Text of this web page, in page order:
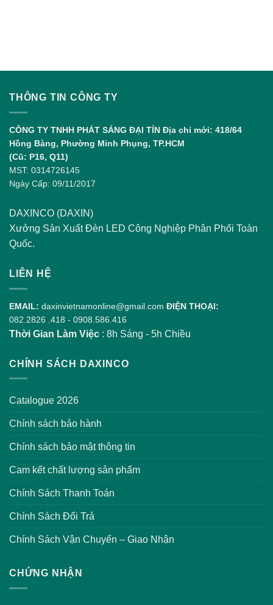
THÔNG TIN CÔNG TY
CÔNG TY TNHH PHÁT SÁNG ĐẠI TÍN Địa chỉ mới: 418/64
Hồng Bàng, Phường Minh Phụng, TP.HCM
(Cũ: P16, Q11)
MST: 0314726145
Ngày Cấp: 09/11/2017
DAXINCO (DAXIN)
Xưởng Sản Xuất Đèn LED Công Nghiệp Phân Phối Toàn
Quốc.
LIÊN HỆ
EMAIL: daxinvietnamonline@gmail.com ĐIỆN THOẠI:
082.2826 .418 - 0908.586.416
Thời Gian Làm Việc : 8h Sáng - 5h Chiều
CHÍNH SÁCH DAXINCO
Catalogue 2026
Chính sách bảo hành
Chính sách bảo mật thông tin
Cam kết chất lượng sản phẩm
Chính Sách Thanh Toán
Chính Sách Đổi Trả
Chính Sách Vận Chuyển – Giao Nhận
CHỨNG NHẬN